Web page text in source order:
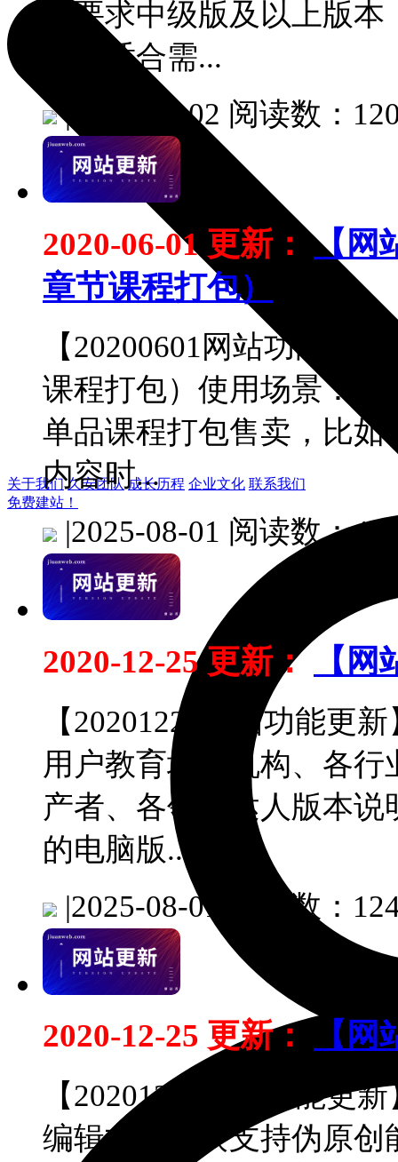
关于我们 久安团队 成长历程 企业文化 联系我们
免费建站！
布要求中级版及以上版
景】适合需...
|
2025-08-02 阅读数：
2020-06-01 更新：【网
章节课程打包）
【20200601网站功能更
课程打包）使用场景：
单品课程打包售卖，比
内容时...
|2025-08-01 阅读数：
2020-12-25 更新： 【
【20201225网站功能更
用户教育培训机构、各
产者、各领域达人版本
的电脑版...
|2025-08-01 阅读数：
2020-12-25 更新： 【
【20201225网站功能更
编辑文章模块支持伪原